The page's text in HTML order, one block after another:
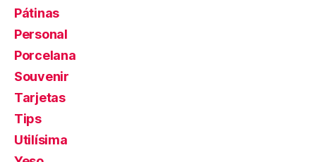
Pátinas
Personal
Porcelana
Souvenir
Tarjetas
Tips
Utilísima